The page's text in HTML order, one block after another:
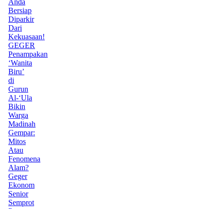
Bersiap
Diparkir
Dari
Kekuasaan!
GEGER
Penampakan
‘Wanita
Biru’
di
Gurun
Al-‘Ula
Bikin
Warga
Madinah
Gempar:
Mitos
Atau
Fenomena
Alam?
Geger
Ekonom
Senior
Semprot